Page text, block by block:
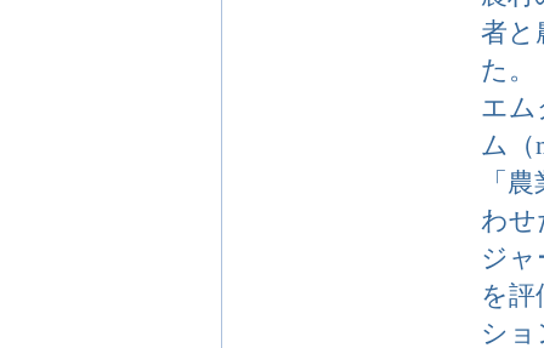
者と
た。
エム
ム（
「
わせ
ジ
を
ショ